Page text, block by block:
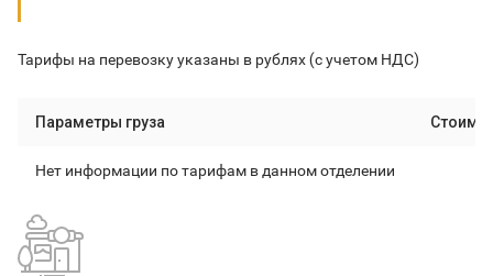
Тарифы на перевозку указаны в рублях (с учетом НДС)
Параметры груза
Нет информации по тарифам в данном отделении